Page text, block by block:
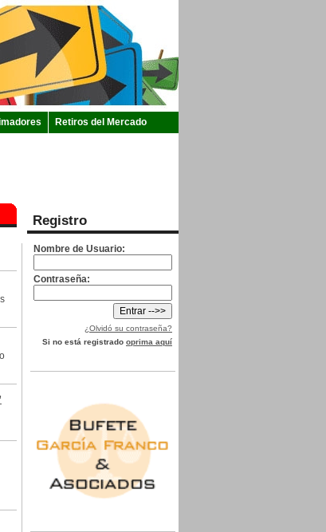
Retiros del Mercado
Registro
Nombre de Usuario:
Contraseña:
¿Olvidó su contraseña?
Si no está registrado oprima aquí